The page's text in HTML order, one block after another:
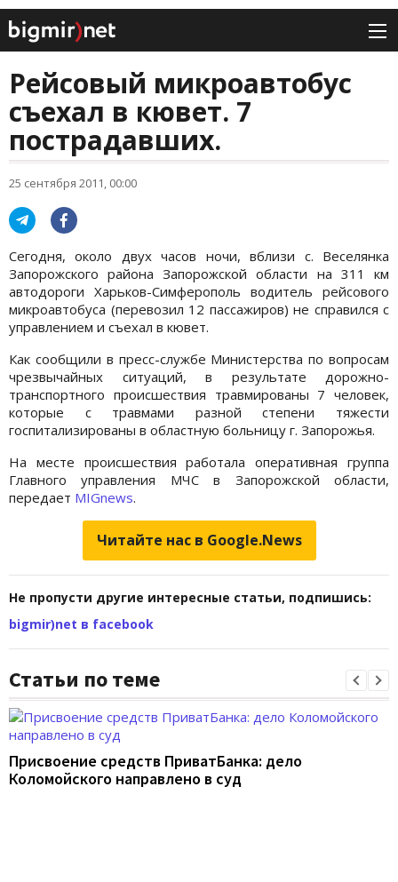
Рейсовый микроавтобус
съехал в кювет. 7
пострадавших.
25 сентября 2011, 00:00
Сегодня, около двух часов ночи, вблизи с. Веселянка
Запорожского района Запорожской области на 311 км
автодороги Харьков-Симферополь водитель рейсового
микроавтобуса (перевозил 12 пассажиров) не справился с
управлением и съехал в кювет.
Как сообщили в пресс-службе Министерства по вопросам
чрезвычайных ситуаций, в результате дорожно-
транспортного происшествия травмированы 7 человек,
которые с травмами разной степени тяжести
госпитализированы в областную больницу г. Запорожья.
На месте происшествия работала оперативная группа
Главного управления МЧС в Запорожской области,
передает MIGnews.
Читайте нас в Google.News
Не пропусти другие интересные статьи, подпишись:
bigmir)net в facebook
Статьи по теме
Присвоение средств ПриватБанка: дело
Коломойского направлено в суд